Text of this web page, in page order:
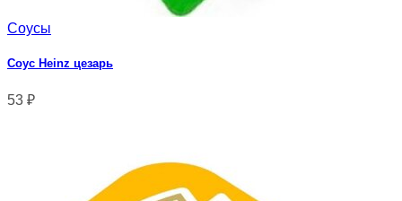
Соусы
Соус Heinz цезарь
53 ₽